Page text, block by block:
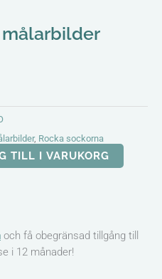
målarbilder
, Rocka sockorna
TILL I VARUKORG
och få obegränsad tillgång till
i 12 månader!